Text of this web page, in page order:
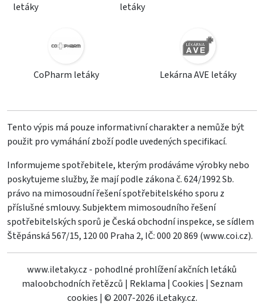
letáky
letáky
CoPharm letáky Lekárna AVE letáky
Tento výpis má pouze informativní charakter a nemůže být
použit pro vymáhání zboží podle uvedených specifikací.
Informujeme spotřebitele, kterým prodáváme výrobky nebo
poskytujeme služby, že mají podle zákona č. 624/1992 Sb.
právo na mimosoudní řešení spotřebitelského sporu z
příslušné smlouvy. Subjektem mimosoudního řešení
spotřebitelských sporů je Česká obchodní inspekce, se sídlem
Štěpánská 567/15, 120 00 Praha 2, IČ: 000 20 869 (www.coi.cz).
www.iletaky.cz - pohodlné prohlížení akčních letáků
maloobchodních řetězců | Reklama | Cookies | Seznam
cookies | © 2007-2026 iLetaky.cz.